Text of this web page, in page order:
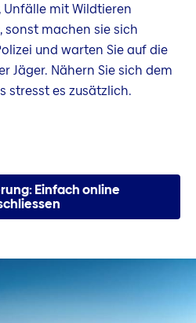
mit Wildtieren
sonst machen sie sich
und warten Sie auf die
Jäger. Nähern Sie sich dem
stresst es zusätzlich.
Einfach online